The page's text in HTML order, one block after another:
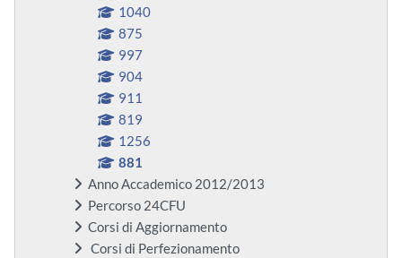
1040
875
997
904
911
819
1256
881
Anno Accademico 2012/2013
Percorso 24CFU
Corsi di Aggiornamento
Corsi di Perfezionamento